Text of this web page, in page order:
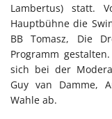
Lambertus) statt.
Hauptbühne die
BB Tomasz, Die
Programm
sich bei der
Guy van Damme,
Wahle ab.